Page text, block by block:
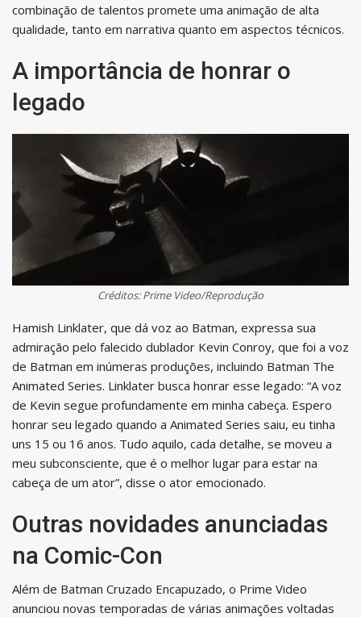
combinação de talentos promete uma animação de alta
qualidade, tanto em narrativa quanto em aspectos técnicos.
A importância de honrar o
legado
Créditos: Prime Video/Reprodução
Hamish Linklater, que dá voz ao Batman, expressa sua
admiração pelo falecido dublador Kevin Conroy, que foi a voz
de Batman em inúmeras produções, incluindo Batman The
Animated Series. Linklater busca honrar esse legado: “A voz
de Kevin segue profundamente em minha cabeça. Espero
honrar seu legado quando a Animated Series saiu, eu tinha
uns 15 ou 16 anos. Tudo aquilo, cada detalhe, se moveu a
meu subconsciente, que é o melhor lugar para estar na
cabeça de um ator”, disse o ator emocionado.
Outras novidades anunciadas
na Comic-Con
Além de Batman Cruzado Encapuzado, o Prime Video
anunciou novas temporadas de várias animações voltadas